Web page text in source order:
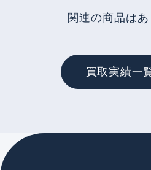
関連の商品はあ
買取実績一